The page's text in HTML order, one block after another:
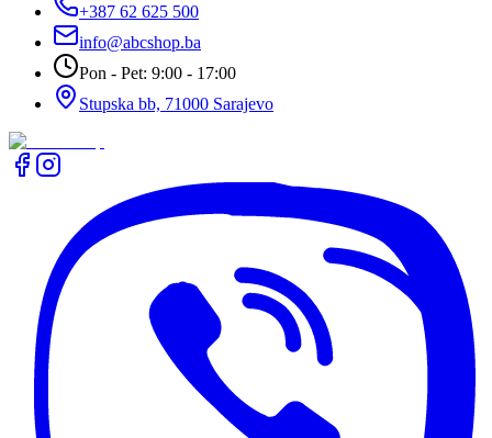
+387 62 625 500
info@abcshop.ba
Pon - Pet: 9:00 - 17:00
Stupska bb, 71000 Sarajevo